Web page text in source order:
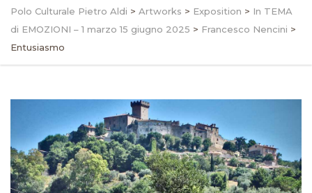
Polo Culturale Pietro Aldi > Artworks > Exposition > In TEMA
di EMOZIONI – 1 marzo 15 giugno 2025 > Francesco Nencini >
Entusiasmo